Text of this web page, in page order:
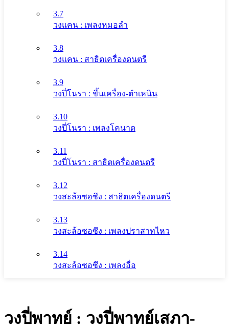
3.7
วงแคน : เพลงหมอลำ
3.8
วงแคน : สาธิตเครื่องดนตรี
3.9
วงปี่โนรา : ขึ้นเครื่อง-ตำเหนิน
3.10
วงปี่โนรา : เพลงโคนาด
3.11
วงปี่โนรา : สาธิตเครื่องดนตรี
3.12
วงสะล้อซอซึง : สาธิตเครื่องดนตรี
3.13
วงสะล้อซอซึง : เพลงปราสาทไหว
3.14
วงสะล้อซอซึง : เพลงอื่อ
วงปี่พาทย์ : วงปี่พาทย์เสภา-